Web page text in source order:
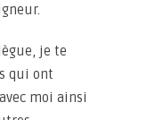
je te
qui ont
moi ainsi